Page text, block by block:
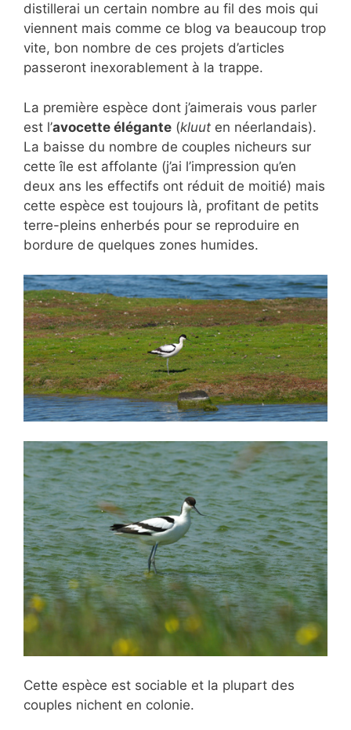
distillerai un certain nombre au fil des mois qui
viennent mais comme ce blog va beaucoup trop
vite, bon nombre de ces projets d’articles
passeront inexorablement à la trappe.
La première espèce dont j’aimerais vous parler
est l’avocette élégante (kluut en néerlandais).
La baisse du nombre de couples nicheurs sur
cette île est affolante (j’ai l’impression qu’en
deux ans les effectifs ont réduit de moitié) mais
cette espèce est toujours là, profitant de petits
terre-pleins enherbés pour se reproduire en
bordure de quelques zones humides.
Cette espèce est sociable et la plupart des
couples nichent en colonie.